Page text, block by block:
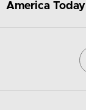
America Today